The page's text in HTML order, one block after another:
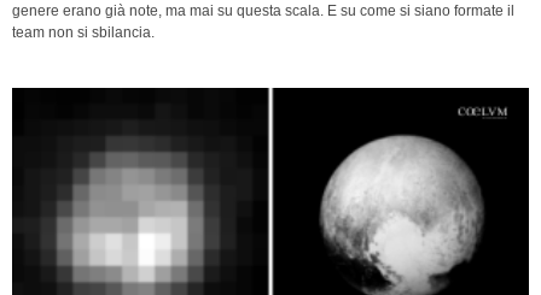
genere erano già note, ma mai su questa scala. E su come si siano formate il
team non si sbilancia.